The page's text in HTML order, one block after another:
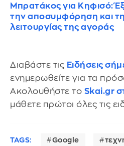
Μπρατάκος για Κηφισό:
την αποσυμφόρηση και
λειτουργίας της αγοράς
Διαβάστε τις Ειδήσεις
ενημερωθείτε για τα
Ακολουθήστε το Skai.gr
μάθετε πρώτοι όλες τις
TAGS: Google